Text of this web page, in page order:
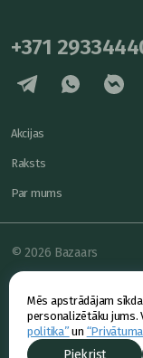
Mēs apstrādājam
personalizētāku jums.
politika” un
Piekrist
+371
Akcijas
Raksts
Par mums
© 2026 Bazaars
Konfidencialitāte
Piedāvājums